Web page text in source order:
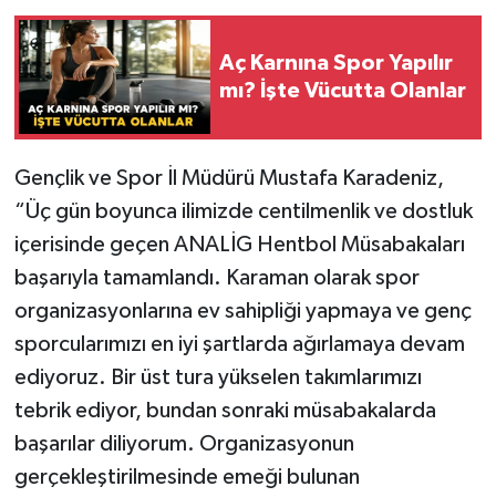
Aç Karnına Spor Yapılır
mı? İşte Vücutta Olanlar
Gençlik ve Spor İl Müdürü Mustafa Karadeniz,
“Üç gün boyunca ilimizde centilmenlik ve dostluk
içerisinde geçen ANALİG Hentbol Müsabakaları
başarıyla tamamlandı. Karaman olarak spor
organizasyonlarına ev sahipliği yapmaya ve genç
sporcularımızı en iyi şartlarda ağırlamaya devam
ediyoruz. Bir üst tura yükselen takımlarımızı
tebrik ediyor, bundan sonraki müsabakalarda
başarılar diliyorum. Organizasyonun
gerçekleştirilmesinde emeği bulunan